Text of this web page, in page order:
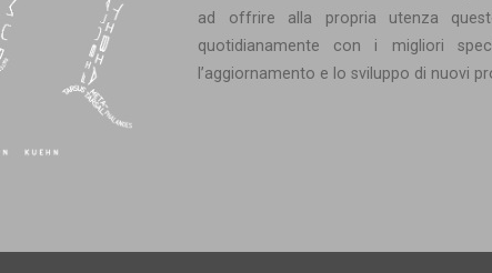
ad offrire alla propria utenza
quotidianamente con i migliori
l’aggiornamento e lo sviluppo di nuovi